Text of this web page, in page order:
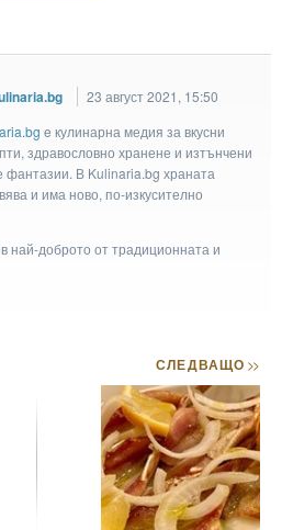
23 август 2021, 15:50
e кулинарна медия за вкусни
здравословно хранене и изтънчени
фантазии. В Kulinaria.bg храната
и има ново, по-изкусително
най-доброто от традиционната и
СЛЕДВАЩО>>